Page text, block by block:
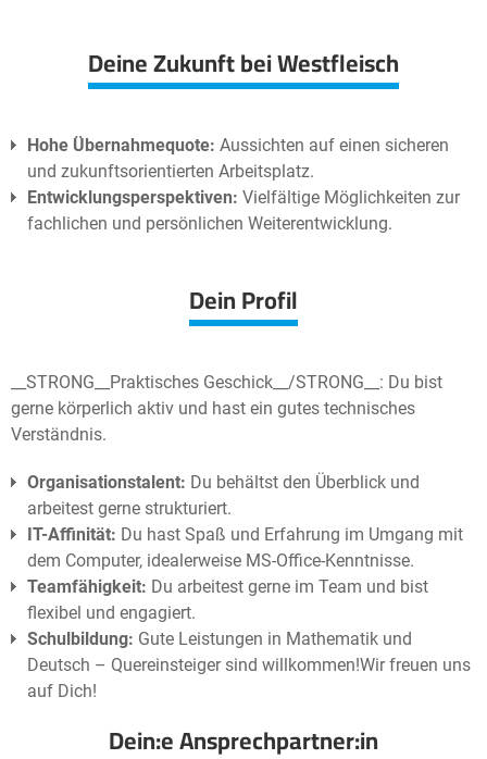
Deine Zukunft bei Westfleisch
Hohe Übernahmequote: Aussichten auf einen sicheren
und zukunftsorientierten Arbeitsplatz.
Entwicklungsperspektiven: Vielfältige Möglichkeiten zur
fachlichen und persönlichen Weiterentwicklung.
Dein Profil
__STRONG__Praktisches Geschick__/STRONG__: Du bist
gerne körperlich aktiv und hast ein gutes technisches
Verständnis.
Organisationstalent: Du behältst den Überblick und
arbeitest gerne strukturiert.
IT-Affinität: Du hast Spaß und Erfahrung im Umgang mit
dem Computer, idealerweise MS-Office-Kenntnisse.
Teamfähigkeit: Du arbeitest gerne im Team und bist
flexibel und engagiert.
Schulbildung: Gute Leistungen in Mathematik und
Deutsch – Quereinsteiger sind willkommen!Wir freuen uns
auf Dich!
Dein:e Ansprechpartner:in